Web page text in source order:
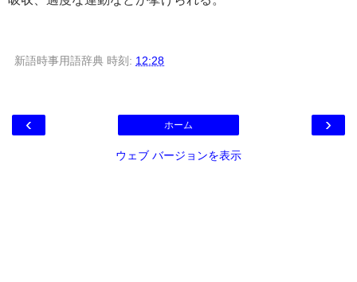
新語時事用語辞典 時刻: 12:28
‹ ›
ホーム
ウェブ バージョンを表示